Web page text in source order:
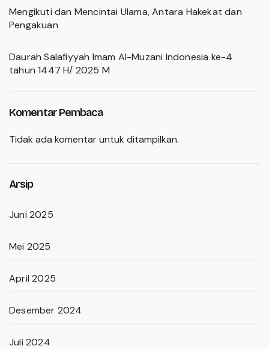
Mengikuti dan Mencintai Ulama, Antara Hakekat dan
Pengakuan
Daurah Salafiyyah Imam Al-Muzani Indonesia ke-4
tahun 1447 H/ 2025 M
Komentar Pembaca
Tidak ada komentar untuk ditampilkan.
Arsip
Juni 2025
Mei 2025
April 2025
Desember 2024
Juli 2024